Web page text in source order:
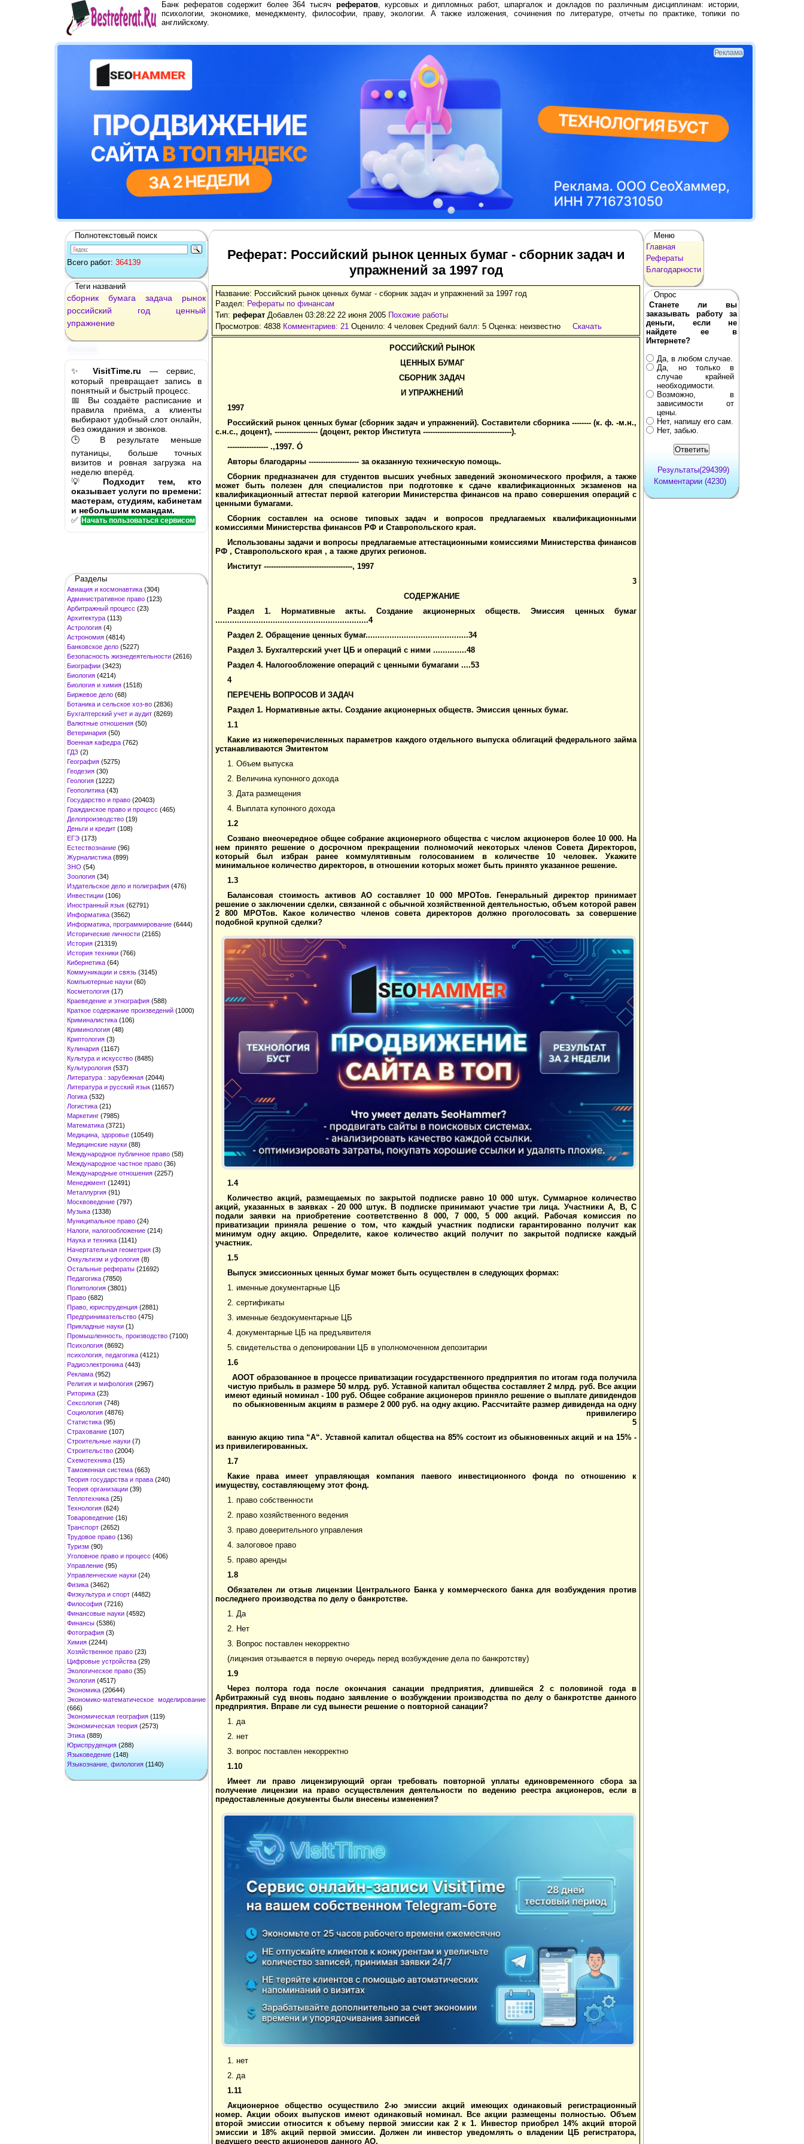
Банк рефератов содержит более 364 тысяч рефератов, курсовых и дипломных работ, шпаргалок и докладов по различным дисциплинам: истории,
психологии, экономике, менеджменту, философии, праву, экологии. А также изложения, сочинения по литературе, отчеты по практике, топики по
английскому.
Реклама
Полнотекстовый поиск
Всего работ: 364139
Теги названий
сборник бумага задача
рынок
российский
год
ценный
упражнение
✨ VisitTime.ru — сервис,
который превращает запись в
понятный и быстрый процесс.
📅 Вы создаёте расписание и
правила приёма, а клиенты
выбирают удобный слот онлайн,
без ожидания и звонков.
🕒 В результате меньше
путаницы, больше точных
визитов и ровная загрузка на
неделю вперёд.
💡 Подходит тем, кто
оказывает услуги по времени:
мастерам, студиям, кабинетам
и небольшим командам.
✅ Начать пользоваться сервисом
Разделы
Авиация и космонавтика (304)
Административное право (123)
Арбитражный процесс (23)
Архитектура (113)
Астрология (4)
Астрономия (4814)
Банковское дело (5227)
Безопасность жизнедеятельности (2616)
Биографии (3423)
Биология (4214)
Биология и химия (1518)
Биржевое дело (68)
Ботаника и сельское хоз-во (2836)
Бухгалтерский учет и аудит (8269)
Валютные отношения (50)
Ветеринария (50)
Военная кафедра (762)
ГДЗ (2)
География (5275)
Геодезия (30)
Геология (1222)
Геополитика (43)
Государство и право (20403)
Гражданское право и процесс (465)
Делопроизводство (19)
Деньги и кредит (108)
ЕГЭ (173)
Естествознание (96)
Журналистика (899)
ЗНО (54)
Зоология (34)
Издательское дело и полиграфия (476)
Инвестиции (106)
Иностранный язык (62791)
Информатика (3562)
Информатика, программирование (6444)
Исторические личности (2165)
История (21319)
История техники (766)
Кибернетика (64)
Коммуникации и связь (3145)
Компьютерные науки (60)
Косметология (17)
Краеведение и этнография (588)
Краткое содержание произведений (1000)
Криминалистика (106)
Криминология (48)
Криптология (3)
Кулинария (1167)
Культура и искусство (8485)
Культурология (537)
Литература : зарубежная (2044)
Литература и русский язык (11657)
Логика (532)
Логистика (21)
Маркетинг (7985)
Математика (3721)
Медицина, здоровье (10549)
Медицинские науки (88)
Международное публичное право (58)
Международное частное право (36)
Международные отношения (2257)
Менеджмент (12491)
Металлургия (91)
Москвоведение (797)
Музыка (1338)
Муниципальное право (24)
Налоги, налогообложение (214)
Наука и техника (1141)
Начертательная геометрия (3)
Оккультизм и уфология (8)
Остальные рефераты (21692)
Педагогика (7850)
Политология (3801)
Право (682)
Право, юриспруденция (2881)
Предпринимательство (475)
Прикладные науки (1)
Промышленность, производство (7100)
Психология (8692)
психология, педагогика (4121)
Радиоэлектроника (443)
Реклама (952)
Религия и мифология (2967)
Риторика (23)
Сексология (748)
Социология (4876)
Статистика (95)
Страхование (107)
Строительные науки (7)
Строительство (2004)
Схемотехника (15)
Таможенная система (663)
Теория государства и права (240)
Теория организации (39)
Теплотехника (25)
Технология (624)
Товароведение (16)
Транспорт (2652)
Трудовое право (136)
Туризм (90)
Уголовное право и процесс (406)
Управление (95)
Управленческие науки (24)
Физика (3462)
Физкультура и спорт (4482)
Философия (7216)
Финансовые науки (4592)
Финансы (5386)
Фотография (3)
Химия (2244)
Хозяйственное право (23)
Цифровые устройства (29)
Экологическое право (35)
Экология (4517)
Экономика (20644)
Экономико-математическое моделирование
(666)
Экономическая география (119)
Экономическая теория (2573)
Этика (889)
Юриспруденция (288)
Языковедение (148)
Языкознание, филология (1140)
Реферат: Российский рынок ценных бумаг - сборник задач и
упражнений за 1997 год
Название: Российский рынок ценных бумаг - сборник задач и упражнений за 1997 год
Раздел: Рефераты по финансам
Тип: реферат Добавлен 03:28:22 22 июня 2005 Похожие работы
Просмотров: 4838 Комментариев: 21 Оценило: 4 человек Средний балл: 5 Оценка: неизвестно Скачать
РОССИЙСКИЙ РЫНОК
ЦЕННЫХ БУМАГ
СБОРНИК ЗАДАЧ
И УПРАЖНЕНИЙ
1997
Российский рынок ценных бумаг (сборник задач и упражнений). Составители сборника -------- (к. ф. -м.н.,
с.н.с., доцент), ------------------ (доцент, ректор Института -------------------------------------).
----------------- .,1997. Ó
Авторы благодарны --------------------- за оказанную техническую помощь.
Сборник предназначен для студентов высших учебных заведений экономического профиля, а также
может быть полезен для специалистов при подготовке к сдаче квалификационных экзаменов на
квалификационный аттестат первой категории Министерства финансов на право совершения операций с
ценными бумагами.
Сборник составлен на основе типовых задач и вопросов предлагаемых квалификационными
комиссиями Министерства финансов РФ и Ставропольского края.
Использованы задачи и вопросы предлагаемые аттестационными комиссиями Министерства финансов
РФ , Ставропольского края , а также других регионов.
Институт -------------------------------------, 1997
3
СОДЕРЖАНИЕ
Раздел 1. Нормативные акты. Создание акционерных обществ. Эмиссия ценных бумаг
................................................................4
Раздел 2. Обращение ценных бумаг...........................................34
Раздел 3. Бухгалтерский учет ЦБ и операций с ними ..............48
Раздел 4. Налогообложение операций с ценными бумагами ....53
4
ПЕРЕЧЕНЬ ВОПРОСОВ И ЗАДАЧ
Раздел 1. Нормативные акты. Создание акционерных обществ. Эмиссия ценных бумаг.
1.1
Какие из нижеперечисленных параметров каждого отдельного выпуска облигаций федерального займа
устанавливаются Эмитентом
1. Объем выпуска
2. Величина купонного дохода
3. Дата размещения
4. Выплата купонного дохода
1.2
Созвано внеочередное общее собрание акционерного общества с числом акционеров более 10 000. На
нем принято решение о досрочном прекращении полномочий некоторых членов Совета Директоров,
который был избран ранее коммулятивным голосованием в количестве 10 человек. Укажите
минимальное количество директоров, в отношении которых может быть принято указанное решение.
1.3
Балансовая стоимость активов АО составляет 10 000 МРОТов. Генеральный директор принимает
решение о заключении сделки, связанной с обычной хозяйственной деятельностью, объем которой равен
2 800 МРОТов. Какое количество членов совета директоров должно проголосовать за совершение
подобной крупной сделки?
Реклама
1.4
Количество акций, размещаемых по закрытой подписке равно 10 000 штук. Суммарное количество
акций, указанных в заявках - 20 000 штук. В подписке принимают участие три лица. Участники А, В, С
подали заявки на приобретение соответственно 8 000, 7 000, 5 000 акций. Рабочая комиссия по
приватизации приняла решение о том, что каждый участник подписки гарантированно получит как
минимум одну акцию. Определите, какое количество акций получит по закрытой подписке каждый
участник.
1.5
Выпуск эмиссионных ценных бумаг может быть осуществлен в следующих формах:
1. именные документарные ЦБ
2. сертификаты
3. именные бездокументарные ЦБ
4. документарные ЦБ на предъявителя
5. свидетельства о депонировании ЦБ в уполномоченном депозитарии
1.6
АООТ образованное в процессе приватизации государственного предприятия по итогам года получила
чистую прибыль в размере 50 млрд. руб. Уставной капитал общества составляет 2 млрд. руб. Все акции
имеют единый номинал - 100 руб. Общее собрание акционеров приняло решение о выплате дивидендов
по обыкновенным акциям в размере 2 000 руб. на одну акцию. Рассчитайте размер дивиденда на одну
привилегиро
5
ванную акцию типа “А“. Уставной капитал общества на 85% состоит из обыкновенных акций и на 15% -
из привилегированных.
1.7
Какие права имеет управляющая компания паевого инвестиционного фонда по отношению к
имуществу, составляющему этот фонд.
1. право собственности
2. право хозяйственного ведения
3. право доверительного управления
4. залоговое право
5. право аренды
1.8
Обязателен ли отзыв лицензии Центрального Банка у коммерческого банка для возбуждения против
последнего производства по делу о банкротстве.
1. Да
2. Нет
3. Вопрос поставлен некорректно
(лицензия отзывается в первую очередь перед возбуждение дела по банкротству)
1.9
Через полтора года после окончания санации предприятия, длившейся 2 с половиной года в
Арбитражный суд вновь подано заявление о возбуждении производства по делу о банкротстве данного
предприятия. Вправе ли суд вынести решение о повторной санации?
1. да
2. нет
3. вопрос поставлен некорректно
1.10
Имеет ли право лицензирующий орган требовать повторной уплаты единовременного сбора за
получение лицензии на право осуществления деятельности по ведению реестра акционеров, если в
предоставленные документы были внесены изменения?
Реклама
1. нет
2. да
1.11
Акционерное общество осуществило 2-ю эмиссии акций имеющих одинаковый регистрационный
номер. Акции обоих выпусков имеют одинаковый номинал. Все акции размещены полностью. Объем
второй эмиссии относится к объему первой эмиссии как 2 к 1. Инвестор приобрел 14% акций второй
эмиссии и 18% акций первой эмиссии. Должен ли инвестор уведомлять о владении ЦБ регистратора,
ведущего реестр акционеров данного АО.
Меню
Главная
Рефераты
Благодарности
Опрос
Станете ли вы
заказывать работу за
деньги, если не
найдете ее в
Интернете?
Да, в любом случае.
Да, но только в
случае крайней
необходимости.
Возможно, в
зависимости от
цены.
Нет, напишу его сам.
Нет, забью.
Результаты(294399)
Комментарии (4230)